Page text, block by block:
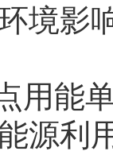
境影
用能
源利